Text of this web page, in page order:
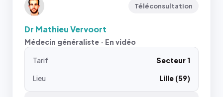
Téléconsultation
Dr Mathieu Vervoort
Médecin généraliste · En vidéo
Tarif
Secteur 1
Lieu
Lille (59)